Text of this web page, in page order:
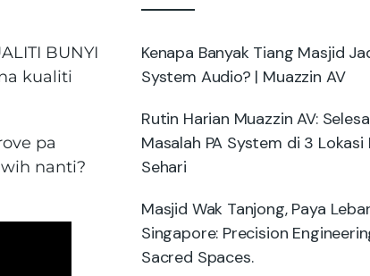
BUNYI
kualiti
pa
nanti?
Kenapa Banyak Tiang Masjid
System Audio? | Muazzin AV
Rutin Harian Muazzin AV:
Masalah PA System di 3 Lokasi
Sehari
Masjid Wak Tanjong, Paya
Singapore: Precision
Sacred Spaces.